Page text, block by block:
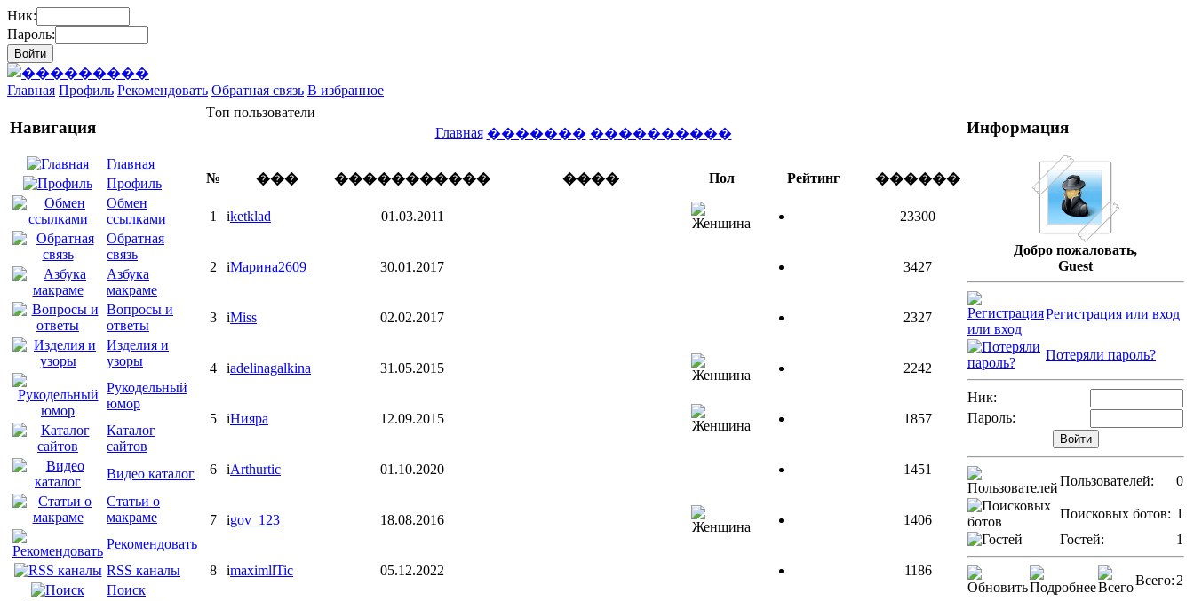
Ник:
Пароль:
Главная Профиль Рекомендовать Обратная связь В избранное
Навигация
Главная
Профиль
Обмен
ссылками
Обратная
связь
Азбука
макраме
Вопросы и
ответы
Изделия и
узоры
Рукодельный
юмор
Каталог
сайтов
Видео каталог
Статьи о
макраме
Рекомендовать
RSS каналы
Поиск
Tоп пользователи
Главная ������� ����������
№ ��� ����������� ���� Пол Рейтинг ������
1 iketklad 01.03.2011 23300
2 iМарина2609 30.01.2017 3427
3 iMiss 02.02.2017 2327
4 iadelinagalkina 31.05.2015 2242
5 iНияра 12.09.2015 1857
6 iArthurtic 01.10.2020 1451
7 igov_123 18.08.2016 1406
8 imaximllTic 05.12.2022 1186
Информация
Добро пожаловать,
Guest
Регистрация или вход
Потеряли пароль?
Ник:
Пароль:
Пользователей: 0
Поисковых ботов: 1
Гостей:
1
Всего:2